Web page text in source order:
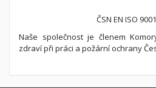
ČSN EN ISO
Naše společnost je členem
zdraví při práci a požární ochrany